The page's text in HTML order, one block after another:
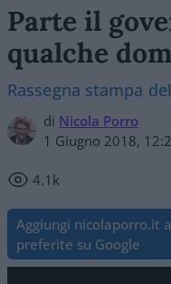
Parte il
qualche
Rassegna stampa
di Nicola Porro
1 Giugno 2018,
4.1k
Aggiungi nicolaporro.it
preferite su Google